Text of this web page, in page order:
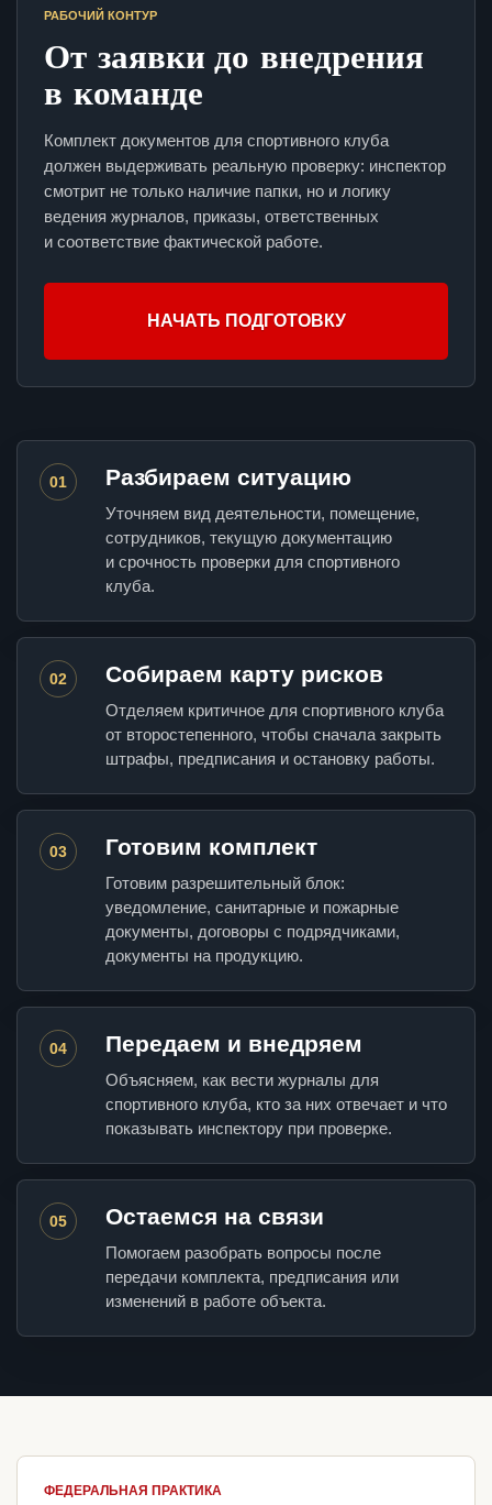
РАБОЧИЙ КОНТУР
От заявки до внедрения
в команде
Комплект документов для спортивного клуба
должен выдерживать реальную проверку: инспектор
смотрит не только наличие папки, но и логику
ведения журналов, приказы, ответственных
и соответствие фактической работе.
НАЧАТЬ ПОДГОТОВКУ
01 Разбираем ситуацию
Уточняем вид деятельности, помещение,
сотрудников, текущую документацию
и срочность проверки для спортивного
клуба.
02 Собираем карту рисков
Отделяем критичное для спортивного клуба
от второстепенного, чтобы сначала закрыть
штрафы, предписания и остановку работы.
03 Готовим комплект
Готовим разрешительный блок:
уведомление, санитарные и пожарные
документы, договоры с подрядчиками,
документы на продукцию.
04 Передаем и внедряем
Объясняем, как вести журналы для
спортивного клуба, кто за них отвечает и что
показывать инспектору при проверке.
05 Остаемся на связи
Помогаем разобрать вопросы после
передачи комплекта, предписания или
изменений в работе объекта.
ФЕДЕРАЛЬНАЯ ПРАКТИКА